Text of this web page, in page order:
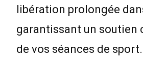
libération prolongée
garantissant un soutien
de vos séances de sport.